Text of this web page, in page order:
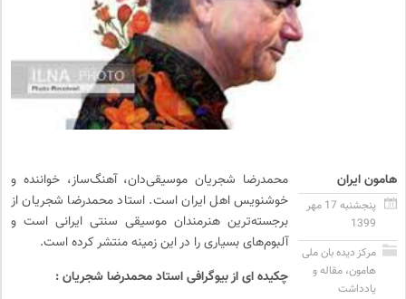
هامون ایران
پنجشنبه 17 مهر
1399
مرکز دیده بان ملی
هامون، مقاله و
یادداشت
محمدرضا شجریان موسیقی‌دان، آهنگ‌ساز، خواننده و
خوشنویس اهل ایران است. استاد محمدرضا شجریان از
برجسته‌ترین هنرمندان موسیقی سنتی ایرانی است و
آلبوم‌های بسیاری را در این زمینه منتشر کرده‌ است.
چکیده ای از بیوگرافی استاد محمدرضا شجریان :